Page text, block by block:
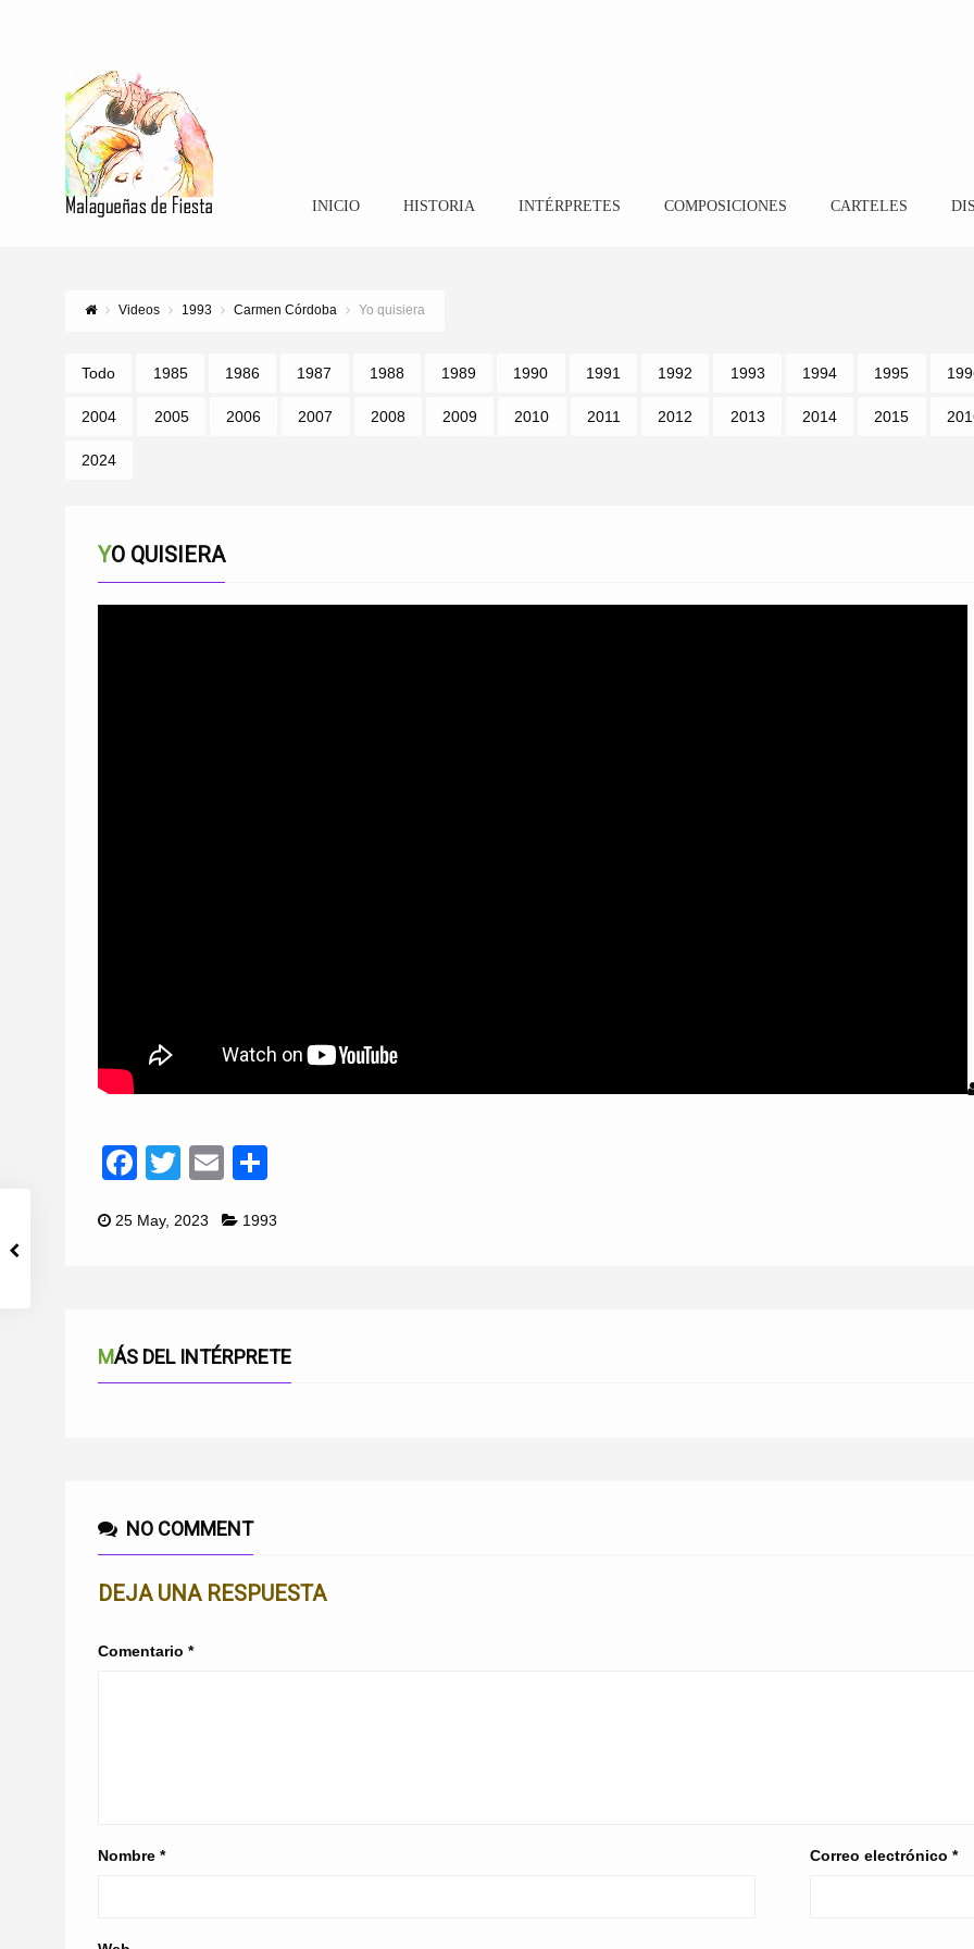
INICIO HISTORIA INTÉRPRETES COMPOSICIONES CARTELES
Videos 1993 Carmen Córdoba Yo quisiera
Todo 1985 1986 1987 1988 1989 1990 1991 1992 1993 1994 1995
2004 2005 2006 2007 2008 2009 2010 2011 2012 2013 2014 2015
2024
YO QUISIERA
Facebook
TwitterEmail
25 May, 2023 1993
MÁS DEL INTÉRPRETE
NO COMMENT
DEJA UNA RESPUESTA
Comentario *
Nombre * Correo electrónico*